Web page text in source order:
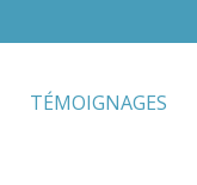
TÉMOIGNAGES